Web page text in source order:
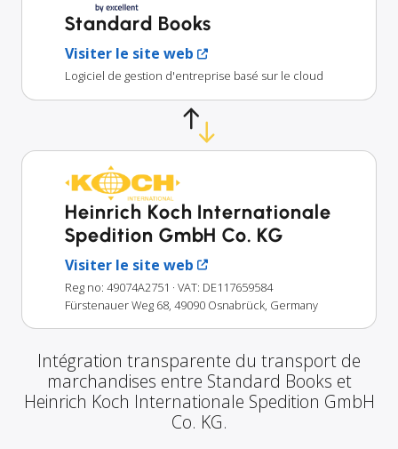
Standard Books
Visiter le site web
Logiciel de gestion d'entreprise basé sur le cloud
Heinrich Koch Internationale
Spedition GmbH Co. KG
Visiter le site web
Reg no: 49074A2751 · VAT: DE117659584
Fürstenauer Weg 68, 49090 Osnabrück, Germany
Intégration transparente du transport de
marchandises entre Standard Books et
Heinrich Koch Internationale Spedition GmbH
Co. KG.